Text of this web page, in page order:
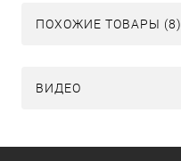
ПОХОЖИЕ ТОВАРЫ (8)
ВИДЕО